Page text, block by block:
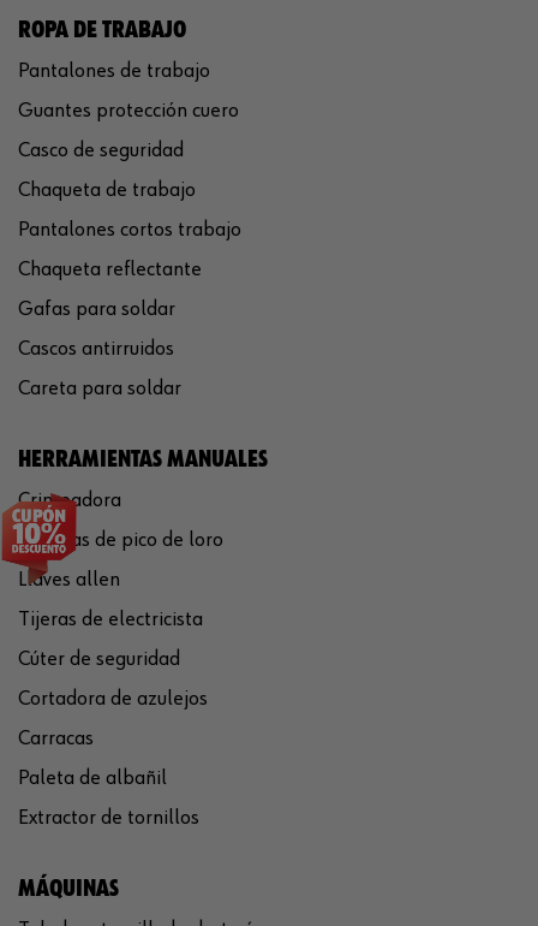
ROPA DE TRABAJO
Pantalones de trabajo
Guantes protección cuero
Casco de seguridad
Chaqueta de trabajo
Pantalones cortos trabajo
Chaqueta reflectante
Gafas para soldar
Cascos antirruidos
Careta para soldar
HERRAMIENTAS MANUALES
Crimpadora
Tenazas de pico de loro
Llaves allen
Tijeras de electricista
Cúter de seguridad
Cortadora de azulejos
Carracas
Paleta de albañil
Extractor de tornillos
MÁQUINAS